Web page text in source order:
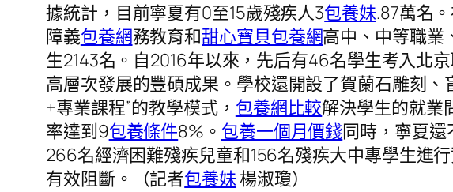
據統計，目前寧夏有0至15歲殘疾人3包養妹.87萬名
障義包養網務教育和甜心寶貝包養網高中、中等職業
生2143名。自2016年以來，先后有46名學生考入北
高層次發展的豐碩成果。學校還開設了賀蘭石雕刻、
+專業課程”的教學模式， 包養網比較解決學生的就業
率達到9包養條件8%。 包養一個月價錢同時，寧夏
266名經濟困難殘疾兒童和156名殘疾大中專學生進
有效阻斷。（記者包養妹楊淑瓊）